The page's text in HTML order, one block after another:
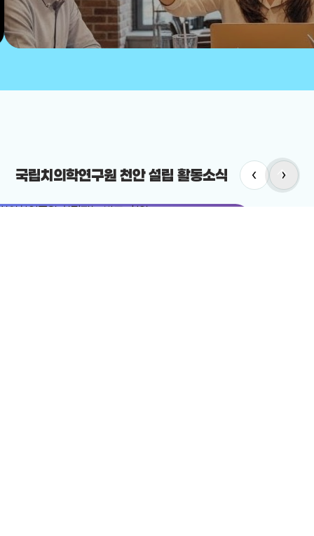
국립치의학연구원 천안 설립 활동소식 ‹ ›
arrow_upward